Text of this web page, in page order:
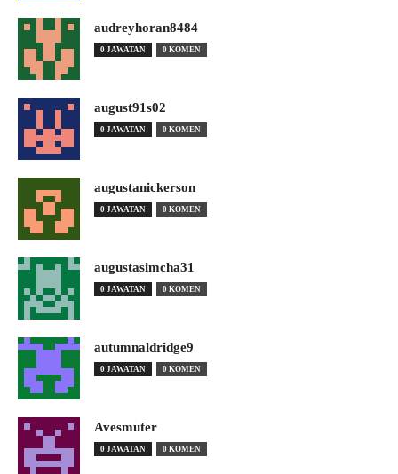
audreyhoran8484
0 JAWATAN 0 KOMEN
august91s02
0 JAWATAN 0 KOMEN
augustanickerson
0 JAWATAN 0 KOMEN
augustasimcha31
0 JAWATAN 0 KOMEN
autumnaldridge9
0 JAWATAN 0 KOMEN
Avesmuter
0 JAWATAN 0 KOMEN